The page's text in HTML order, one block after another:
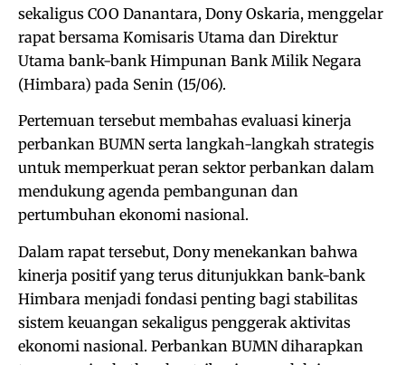
sekaligus COO Danantara, Dony Oskaria, menggelar
rapat bersama Komisaris Utama dan Direktur
Utama bank-bank Himpunan Bank Milik Negara
(Himbara) pada Senin (15/06).
Pertemuan tersebut membahas evaluasi kinerja
perbankan BUMN serta langkah-langkah strategis
untuk memperkuat peran sektor perbankan dalam
mendukung agenda pembangunan dan
pertumbuhan ekonomi nasional.
Dalam rapat tersebut, Dony menekankan bahwa
kinerja positif yang terus ditunjukkan bank-bank
Himbara menjadi fondasi penting bagi stabilitas
sistem keuangan sekaligus penggerak aktivitas
ekonomi nasional. Perbankan BUMN diharapkan